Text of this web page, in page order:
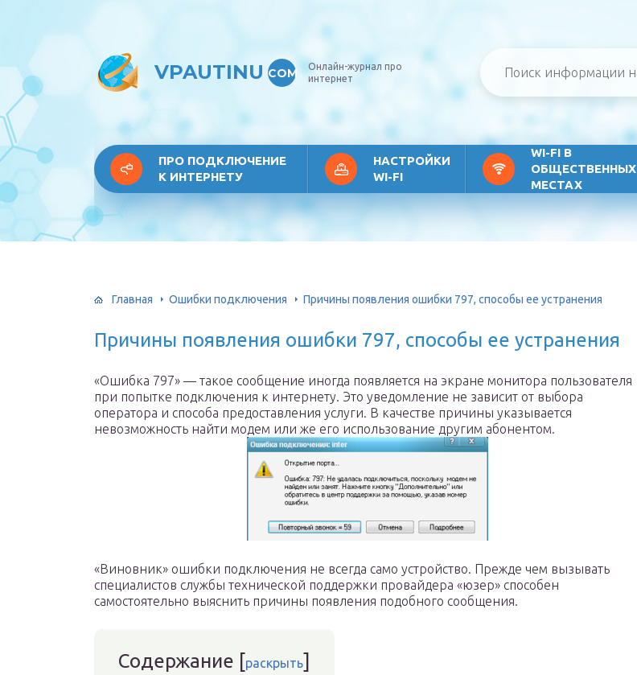
VPAUTINU COM
Онлайн-журнал про
интернет
ПРО ПОДКЛЮЧЕНИЕ
К ИНТЕРНЕТУ
НАСТРОЙКИ
WI-FI
WI-FI В
ОБЩЕСТВЕННЫХ
МЕСТАХ
Главная Ошибки подключения Причины появления ошибки 797, способы ее устранения
Причины появления ошибки 797, способы ее устранения
«Ошибка 797» — такое сообщение иногда появляется на экране монитора пользователя
при попытке подключения к интернету. Это уведомление не зависит от выбора
оператора и способа предоставления услуги. В качестве причины указывается
невозможность найти модем или же его использование другим абонентом.
«Виновник» ошибки подключения не всегда само устройство. Прежде чем вызывать
специалистов службы технической поддержки провайдера «юзер» способен
самостоятельно выяснить причины появления подобного сообщения.
Содержание [раскрыть]